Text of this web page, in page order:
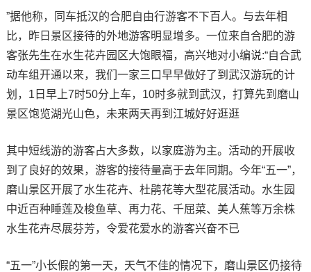
”据他称，同车抵汉的合肥自由行游客不下百人。与去年相
比，昨日景区接待的外地游客明显增多。一位来自合肥的游
客张先生在水生花卉园区大饱眼福，高兴地对小编说:“自合武
动车组开通以来，我们一家三口早早做好了到武汉游玩的计
划，1日早上7时50分上车，10时多就到武汉，打算先到磨山
景区饱览湖光山色，未来两天再到江城好好逛逛
其中短线游的游客占大多数，以家庭游为主。活动的开展收
到了良好的效果，游客的接待量高于去年同期。今年“五一”，
磨山景区开展了水生花卉、杜鹃花等大型花展活动。水生园
中近百种睡莲及梭鱼草、再力花、千屈菜、美人蕉等万余株
水生花卉尽展芬芳，令爱花爱水的游客兴奋不已
“五一”小长假的第一天，天气不佳的情况下，磨山景区仍接待